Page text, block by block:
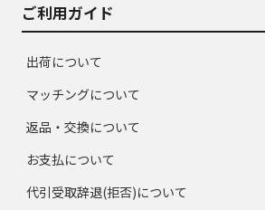
ご利用ガイド
出荷について
マッチングについて
返品・交換について
お支払について
代引受取辞退(拒否)について